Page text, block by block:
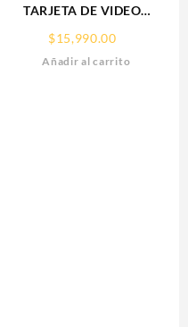
TARJETA DE VIDEO
R907XGAMINGOCICE-16GD)
RX 9070
$15,990.00
Añadir al carrito